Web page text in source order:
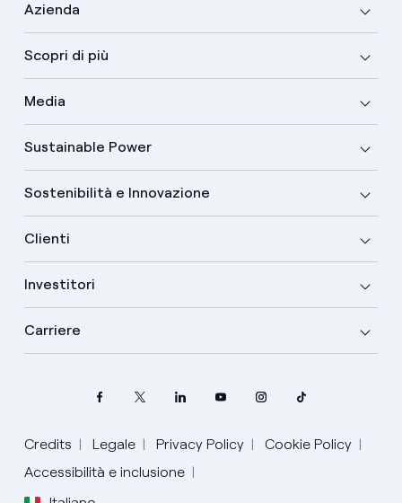
Azienda
Scopri di più
Media
Sustainable Power
Sostenibilità e Innovazione
Clienti
Investitori
Carriere
Credits Legale Privacy Policy
Cookie Policy
Accessibilità e inclusione